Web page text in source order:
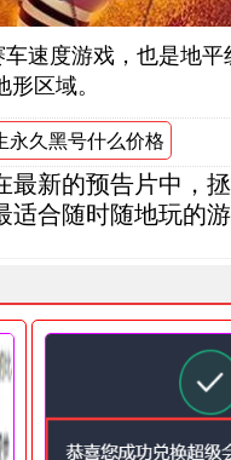
速度游戏，也是地
区域。
永久黑号什么价格
最新的预告片中，
适合随时随地玩的